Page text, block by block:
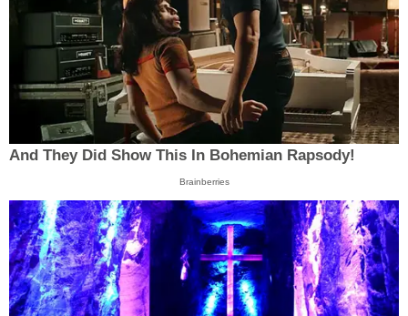
And They Did Show This In Bohemian Rapsody!
Brainberries